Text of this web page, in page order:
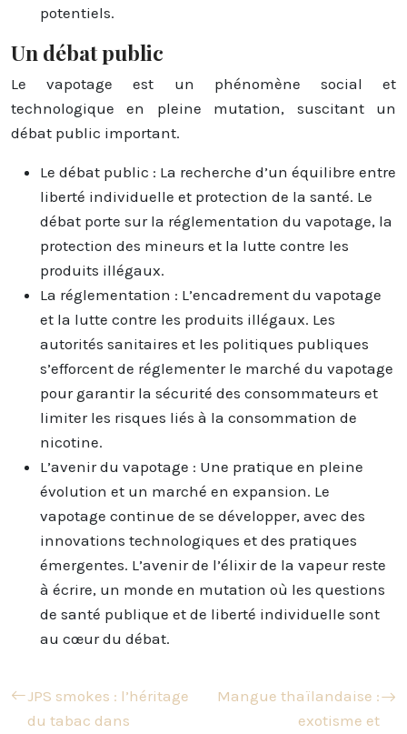
potentiels.
Un débat public
Le vapotage est un phénomène social et
technologique en pleine mutation, suscitant un
débat public important.
Le débat public : La recherche d’un équilibre entre
liberté individuelle et protection de la santé. Le
débat porte sur la réglementation du vapotage, la
protection des mineurs et la lutte contre les
produits illégaux.
La réglementation : L’encadrement du vapotage
et la lutte contre les produits illégaux. Les
autorités sanitaires et les politiques publiques
s’efforcent de réglementer le marché du vapotage
pour garantir la sécurité des consommateurs et
limiter les risques liés à la consommation de
nicotine.
L’avenir du vapotage : Une pratique en pleine
évolution et un marché en expansion. Le
vapotage continue de se développer, avec des
innovations technologiques et des pratiques
émergentes. L’avenir de l’élixir de la vapeur reste
à écrire, un monde en mutation où les questions
de santé publique et de liberté individuelle sont
au cœur du débat.
JPS smokes : l’héritage
du tabac dans
Mangue thaïlandaise :
exotisme et